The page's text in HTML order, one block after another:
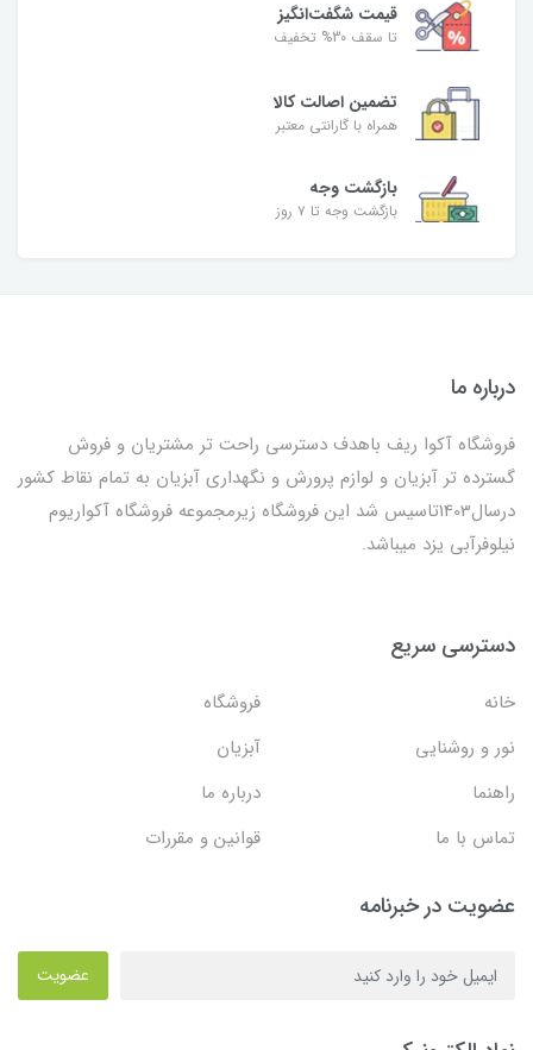
قیمت شگفت‌انگیز
تا سقف 30% تخفیف
تضمین اصالت کالا
همراه با گارانتی معتبر
بازگشت وجه
بازگشت وجه تا ۷ روز
درباره ما
فروشگاه آکوا ریف باهدف دسترسی راحت تر مشتریان و فروش
گسترده تر آبزیان و لوازم پرورش و نگهداری آبزیان به تمام نقاط کشور
درسال1403تاسیس شد این فروشگاه زیرمجموعه فروشگاه آکواریوم
نیلوفرآبی یزد میباشد.
دسترسی سریع
خانه
فروشگاه
نور و روشنایی
آبزیان
راهنما
درباره ما
تماس با ما
قوانین و مقررات
عضویت در خبرنامه
عضویت